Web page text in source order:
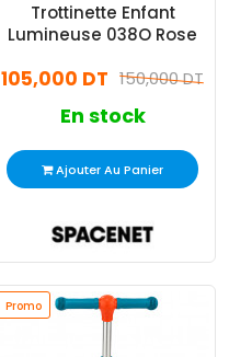
Trottinette Enfant
Lumineuse 038O Rose
150,000 DT
105,000 DT
En stock
Ajouter Au Panier
Promo